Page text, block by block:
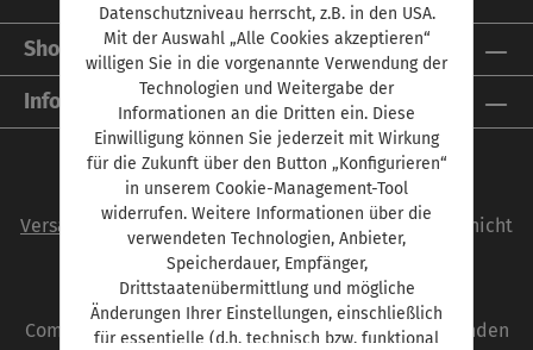
Shop Service
Informationen
Alle Preise inkl. gesetzl. Mehrwertsteuer zzgl.
Versandkostenund ggf. Nachnahmegebühren, wenn nicht
anders angegeben.
autoFACHMANN ist eine Marke der Vogel
Communications Group. Unser gesamtes Angebot finden
Datenschutzniveau herrscht, z.B. in den USA.
Mit der Auswahl „Alle Cookies akzeptieren“
willigen Sie in die vorgenannte Verwendung der
Technologien und Weitergabe der
Informationen an die Dritten ein. Diese
Einwilligung können Sie jederzeit mit Wirkung
für die Zukunft über den Button „Konfigurieren“
in unserem Cookie-Management-Tool
widerrufen. Weitere Informationen über die
verwendeten Technologien, Anbieter,
Speicherdauer, Empfänger,
Drittstaatenübermittlung und mögliche
Änderungen Ihrer Einstellungen, einschließlich
für essentielle (d.h. technisch bzw. funktional